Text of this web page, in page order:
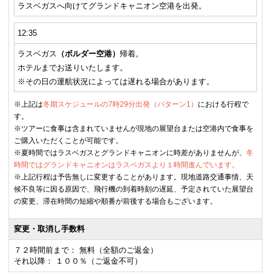
ラスベガスへ向けてグランドキャニオン空港を出発。
12:35
ラスベガス （ボルダー空港） 帰着。
ホテルまでお送りいたします。
※その日の運航状況によっては遅れる場合があります。
※上記は冬期スケジュールの7時29分出発（パターン1） における行程で
す。
※ツアーに食事は含まれていませんが現地の展望台または空港内で食事を
ご購入いただくことが可能です。
※夏時間ではラスベガスとグランドキャニオンに時差がありませんが、 冬
時間ではグランドキャニオンはラスベガスより１時間進んでいます。
※上記行程は予告無しに変更することがあります。現地道路交通事情、天
候不良等に因る原因で、飛行機の到着時刻の遅延、予定されていた展望台
の変更、滞在時間の短縮や順番が前後する場合もございます。
変更・取消し手数料
７２時間前まで： 無料（全額のご返金）
それ以降： １００％（ご返金不可）